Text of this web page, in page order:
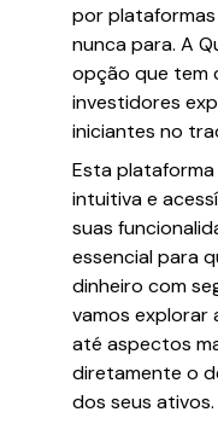
por
nunca para. A
opção que tem
investidores
iniciantes no
Esta
intuitiva e
suas
essencial para
dinheiro com
vamos explorar
até aspectos
diretamente o
dos seus ativos.